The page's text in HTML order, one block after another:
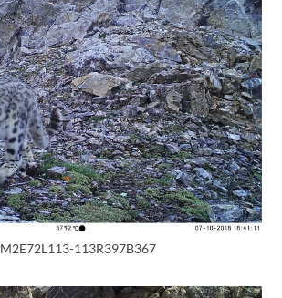
M2E72L113-113R397B367